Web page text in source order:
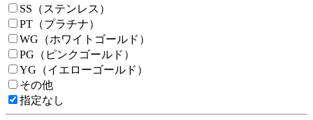
SS（ステンレス）
PT（プラチナ）
WG（ホワイトゴールド）
PG（ピンクゴールド）
YG（イエローゴールド）
その他
指定なし